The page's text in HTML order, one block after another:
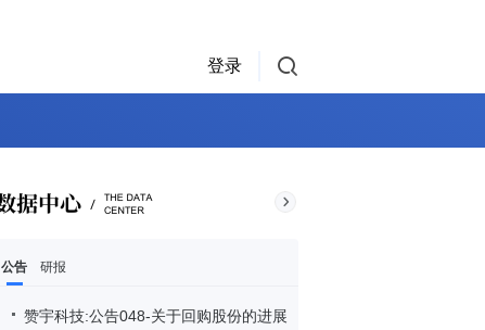
登录
公告 研报
赞宇科技:公告048-关于回购股份的进展